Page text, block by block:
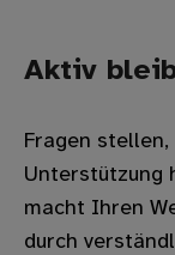
Aktiv
Fragen
Unterstützung
macht Ihren
durch